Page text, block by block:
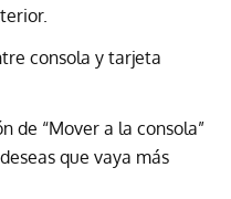
consola y tarjeta
de “Mover a la consola”
que vaya más